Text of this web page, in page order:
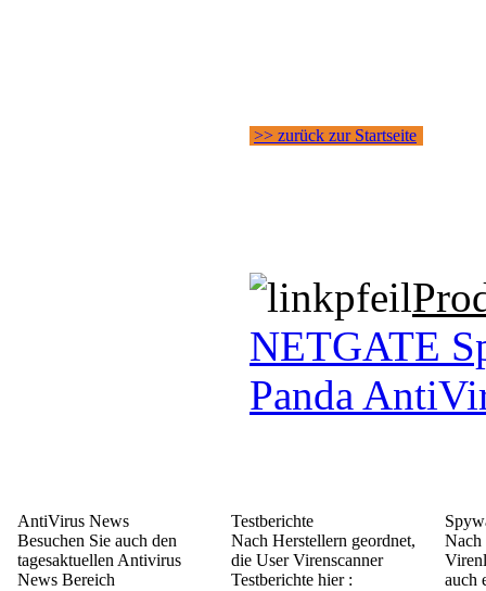
>> zurück zur Startseite
NETGATE
Panda
AntiVirus News
Besuchen Sie auch den
tagesaktuellen Antivirus
News Bereich
Testberichte
Nach Herstellern geordnet,
die User Virenscanner
Testberichte hier :
Nach
auch